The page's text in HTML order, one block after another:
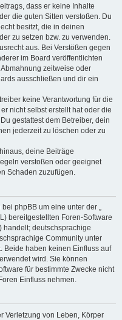
dass er keine Inhalte
die guten Sitten verstoßen. Du
besitzt, die in deinen
zu setzen bzw. zu verwenden.
aus. Bei Verstößen gegen
im Board veröffentlichten
zeitweise oder
ausschließen und dir ein
keine Verantwortung für die
nicht selbst erstellt hat oder die
gestattest dem Betreiber, dein
jederzeit zu löschen oder zu
deine Beiträge
verstoßen oder geeignet
Schaden zuzufügen.
phpBB um eine unter der „
bereitgestellten Foren-Software
) handelt; deutschsprachige
Community unter
Beide haben keinen Einfluss auf
wird. Sie können
für bestimmte Zwecke nicht
Einfluss nehmen.
Verletzung von Leben, Körper